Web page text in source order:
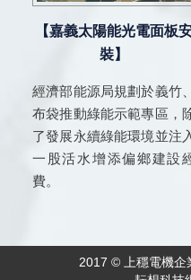
【嘉義太陽能光電面板
裝】
經濟部能源局規劃於義竹、
布袋推動綠能示範專區，
了發展永續綠能環境並注
一股活水增添偏鄉建設
費。
2017 © 上穩電機企